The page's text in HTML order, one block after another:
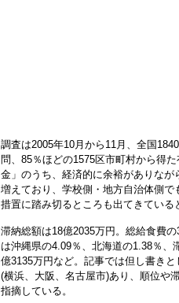
調査は2005年10月から11月、全国
問、85％ほどの1575区市町村から得
金」のうち、経済的に余裕がありな
増えており、学校側・地方自治体側
措置に踏み切るところも出てきている
滞納総額は18億2035万円。総給食費
は沖縄県の4.09％、北海道の1.38％、
億3135万円など。記事では但し書き
(横浜、大阪、名古屋市)あり、順位や
指摘している。